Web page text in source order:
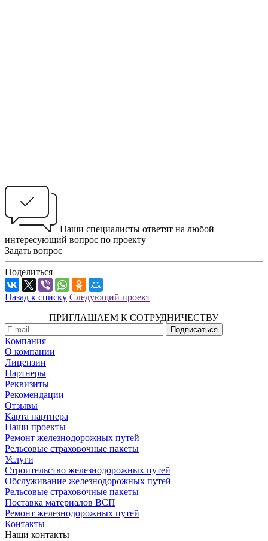
Наши специалисты ответят на любой
интересующий вопрос по проекту
Задать вопрос
Поделиться
Назад к списку Следующий проект
ПРИГЛАШАЕМ К СОТРУДНИЧЕСТВУ
Компания
О компании
Лицензии
Партнеры
Реквизиты
Рекомендации
Отзывы
Карта партнера
Наши проекты
Ремонт железнодорожных путей
Рельсовые страховочные пакеты
Услуги
Строительство железнодорожных путей
Обслуживание железнодорожных путей
Рельсовые страховочные пакеты
Поставка материалов ВСП
Ремонт железнодорожных путей
Контакты
Наши контакты